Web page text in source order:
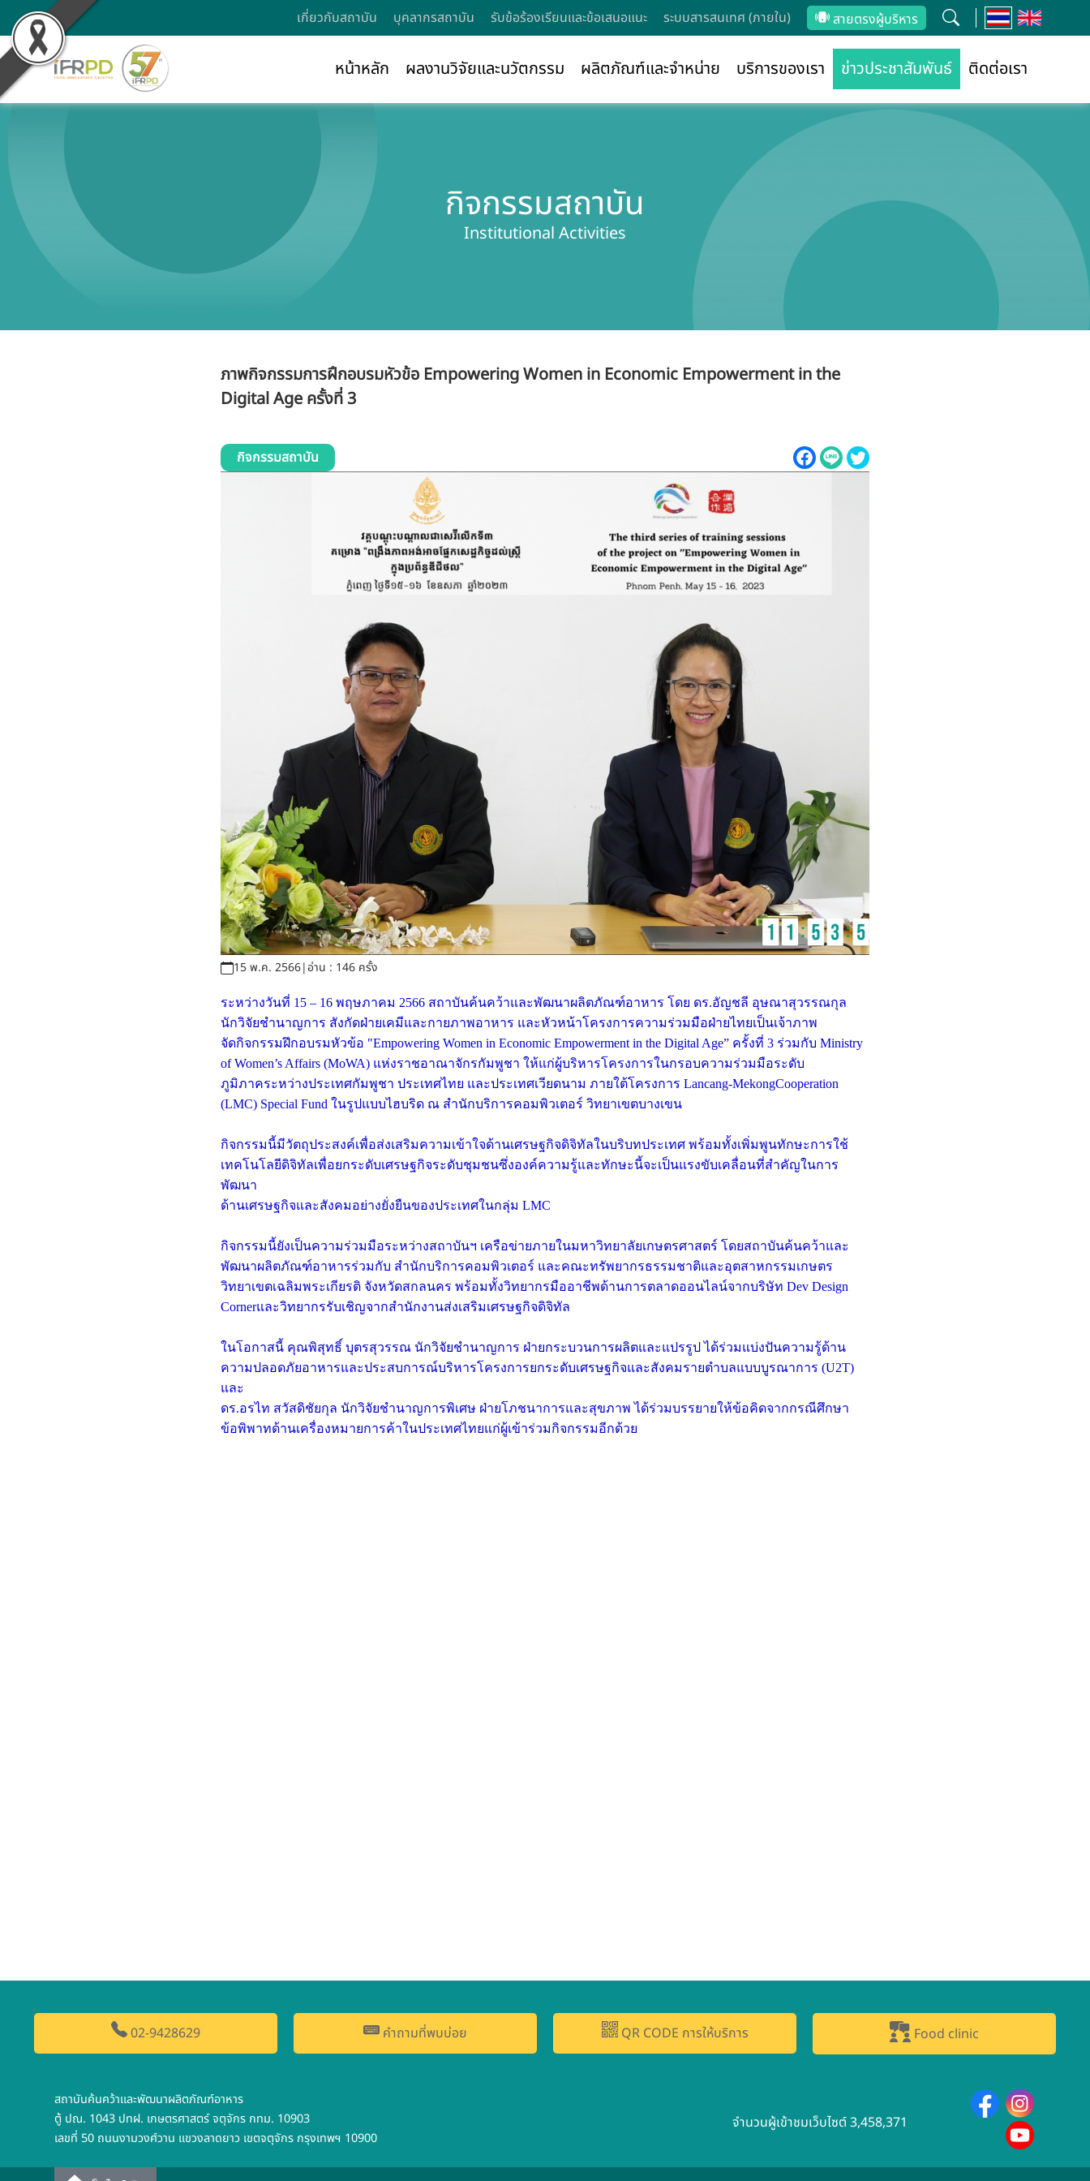
เกี่ยวกับสถาบัน บุคลากรสถาบัน รับข้อร้องเรียนและข้อเสนอแนะ ระบบสารสนเทศ (ภายใน) สายตรงผู้บริหาร
หน้าหลัก ผลงานวิจัยและนวัตกรรม ผลิตภัณฑ์และจำหน่าย บริการของเรา ข่าวประชาสัมพันธ์ ติดต่อเรา
กิจกรรมสถาบัน
Institutional Activities
ภาพกิจกรรมการฝึกอบรมหัวข้อ Empowering Women in Economic Empowerment in the
Digital Age ครั้งที่ 3
กิจกรรมสถาบัน
15 พ.ค. 2566|อ่าน : 146 ครั้ง
ระหว่างวันที่ 15 – 16 พฤษภาคม 2566 สถาบันค้นคว้าและพัฒนาผลิตภัณฑ์อาหาร โดย ดร.อัญชลี อุษณาสุวรรณกุล
นักวิจัยชำนาญการ สังกัดฝ่ายเคมีและกายภาพอาหาร และหัวหน้าโครงการความร่วมมือฝ่ายไทยเป็นเจ้าภาพ
จัดกิจกรรมฝึกอบรมหัวข้อ "Empowering Women in Economic Empowerment in the Digital Age” ครั้งที่ 3 ร่วมกับ Ministry
of Women’s Affairs (MoWA) แห่งราชอาณาจักรกัมพูชา ให้แก่ผู้บริหารโครงการในกรอบความร่วมมือระดับ
ภูมิภาคระหว่างประเทศกัมพูชา ประเทศไทย และประเทศเวียดนาม ภายใต้โครงการ Lancang-MekongCooperation
(LMC) Special Fund ในรูปแบบไฮบริด ณ สำนักบริการคอมพิวเตอร์ วิทยาเขตบางเขน
กิจกรรมนี้มีวัตถุประสงค์เพื่อส่งเสริมความเข้าใจด้านเศรษฐกิจดิจิทัลในบริบทประเทศ พร้อมทั้งเพิ่มพูนทักษะการใช้
เทคโนโลยีดิจิทัลเพื่อยกระดับเศรษฐกิจระดับชุมชนซึ่งองค์ความรู้และทักษะนี้จะเป็นแรงขับเคลื่อนที่สำคัญในการ
พัฒนา
ด้านเศรษฐกิจและสังคมอย่างยั่งยืนของประเทศในกลุ่ม LMC
กิจกรรมนี้ยังเป็นความร่วมมือระหว่างสถาบันฯ เครือข่ายภายในมหาวิทยาลัยเกษตรศาสตร์ โดยสถาบันค้นคว้าและ
พัฒนาผลิตภัณฑ์อาหารร่วมกับ สำนักบริการคอมพิวเตอร์ และคณะทรัพยากรธรรมชาติและอุตสาหกรรมเกษตร
วิทยาเขตเฉลิมพระเกียรติ จังหวัดสกลนคร พร้อมทั้งวิทยากรมืออาชีพด้านการตลาดออนไลน์จากบริษัท Dev Design
Cornerและวิทยากรรับเชิญจากสำนักงานส่งเสริมเศรษฐกิจดิจิทัล
ในโอกาสนี้ คุณพิสุทธิ์ บุตรสุวรรณ นักวิจัยชำนาญการ ฝ่ายกระบวนการผลิตและแปรรูป ได้ร่วมแบ่งปันความรู้ด้าน
ความปลอดภัยอาหารและประสบการณ์บริหารโครงการยกระดับเศรษฐกิจและสังคมรายตำบลแบบบูรณาการ (U2T)
และ
ดร.อรไท สวัสดิชัยกุล นักวิจัยชำนาญการพิเศษ ฝ่ายโภชนาการและสุขภาพ ได้ร่วมบรรยายให้ข้อคิดจากกรณีศึกษา
ข้อพิพาทด้านเครื่องหมายการค้าในประเทศไทยแก่ผู้เข้าร่วมกิจกรรมอีกด้วย
02-9428629 คำถามที่พบบ่อย QR CODE การให้บริการ Food clinic
สถาบันค้นคว้าและพัฒนาผลิตภัณฑ์อาหาร
ตู้ ปณ. 1043 ปทฝ. เกษตรศาสตร์ จตุจักร กทม. 10903
เลขที่ 50 ถนนงามวงศ์วาน แขวงลาดยาว เขตจตุจักร กรุงเทพฯ 10900
จำนวนผู้เข้าชมเว็บไซต์ 3,458,371